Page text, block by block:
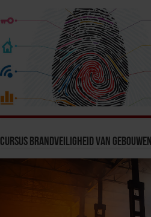
Cursus Brandveiligheid van Gebouwen